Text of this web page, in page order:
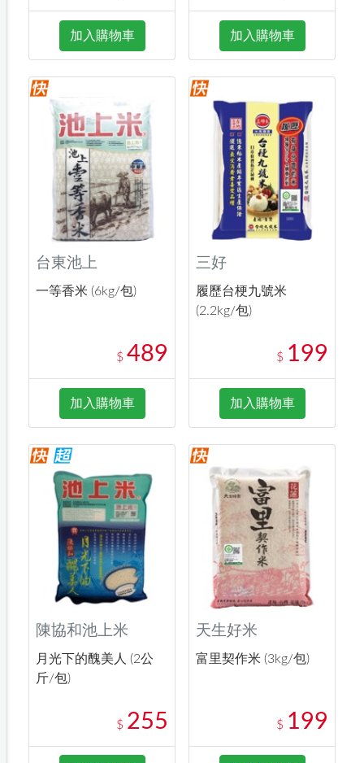
加入購物車 加入購物車
台東池上
一等香米 (6kg/包)
$ 489
加入購物車
三好
履歷台梗九號米
(2.2kg/包)
$ 199
加入購物車
陳協和池上米
月光下的醜美人 (2公
斤/包)
$ 255
天生好米
富里契作米 (3kg/包)
$ 199